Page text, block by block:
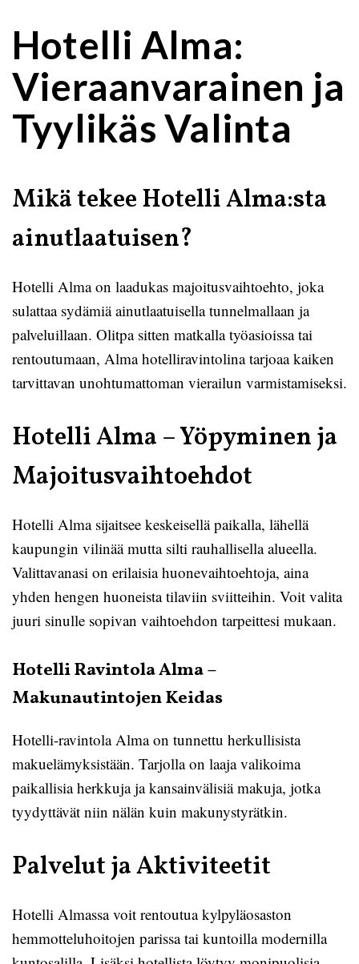
Hotelli Alma:
Vieraanvarainen ja
Tyylikäs Valinta
Mikä tekee Hotelli Alma:sta
ainutlaatuisen?
Hotelli Alma on laadukas majoitusvaihtoehto, joka
sulattaa sydämiä ainutlaatuisella tunnelmallaan ja
palveluillaan. Olitpa sitten matkalla työasioissa tai
rentoutumaan, Alma hotelliravintolina tarjoaa kaiken
tarvittavan unohtumattoman vierailun varmistamiseksi.
Hotelli Alma – Yöpyminen ja
Majoitusvaihtoehdot
Hotelli Alma sijaitsee keskeisellä paikalla, lähellä
kaupungin vilinää mutta silti rauhallisella alueella.
Valittavanasi on erilaisia huonevaihtoehtoja, aina
yhden hengen huoneista tilaviin sviitteihin. Voit valita
juuri sinulle sopivan vaihtoehdon tarpeittesi mukaan.
Hotelli Ravintola Alma –
Makunautintojen Keidas
Hotelli-ravintola Alma on tunnettu herkullisista
makuelämyksistään. Tarjolla on laaja valikoima
paikallisia herkkuja ja kansainvälisiä makuja, jotka
tyydyttävät niin nälän kuin makunystyrätkin.
Palvelut ja Aktiviteetit
Hotelli Almassa voit rentoutua kylpyläosaston
hemmotteluhoitojen parissa tai kuntoilla modernilla